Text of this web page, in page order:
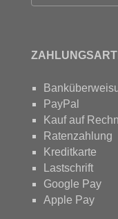
PayPal
Kauf auf
Ratenzahlung
Kreditkarte
Lastschrift
Google Pay
Apple Pay